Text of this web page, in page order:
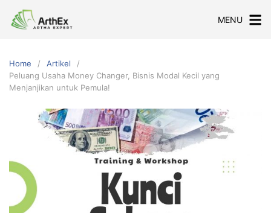
MENU
Home
Artikel
Peluang Usaha Money Changer, Bisnis Modal Kecil yang
Menjanjikan untuk Pemula!